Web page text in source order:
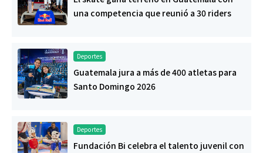
una competencia que reunió a 30 riders
Deportes
Guatemala jura a más de 400 atletas para
Santo Domingo 2026
Deportes
Fundación Bi celebra el talento juvenil con